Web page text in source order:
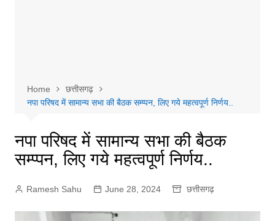
Home
छत्तीसगढ़
नपा परिषद में सामान्य सभा की बैठक सम्प्पन, लिए गये महत्वपूर्ण निर्णय..
नपा परिषद में सामान्य सभा की बैठक
सम्प्पन, लिए गये महत्वपूर्ण निर्णय..
Ramesh Sahu June 28, 2024 छत्तीसगढ़